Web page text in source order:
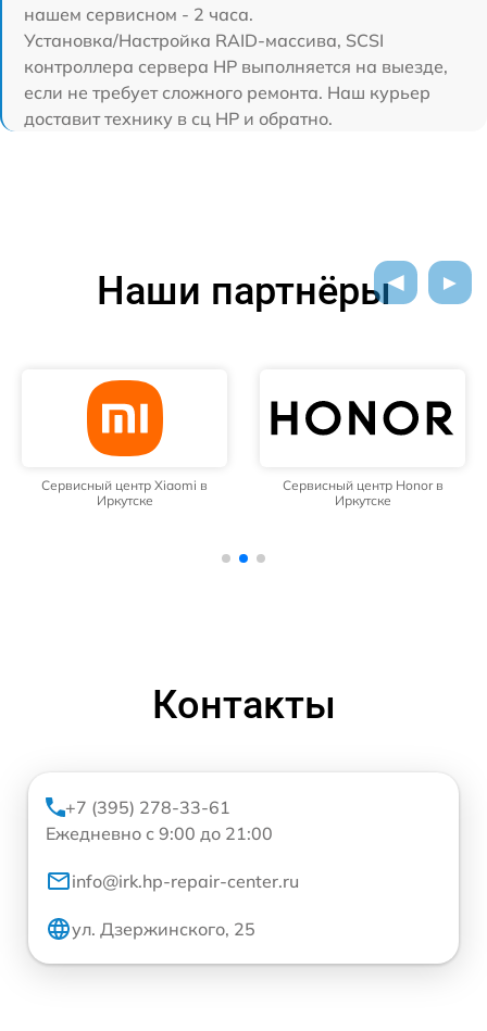
нашем сервисном - 2 часа.
Установка/Настройка RAID-массива, SCSI
контроллера сервера HP выполняется на выезде,
если не требует сложного ремонта. Наш курьер
доставит технику в сц HP и обратно.
Наши партнёры
Сервисный центр Xiaomi в
Иркутске
Сервисный центр Honor в
Иркутске
Контакты
+7 (395) 278-33-61
Ежедневно с 9:00 до 21:00
info@irk.hp-repair-center.ru
ул. Дзержинского, 25